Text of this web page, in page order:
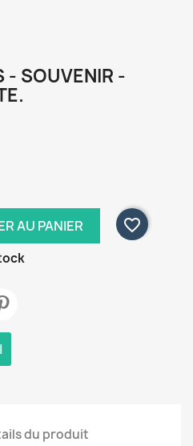
- SOUVENIR -
AU PANIER
favorite_border
du produit